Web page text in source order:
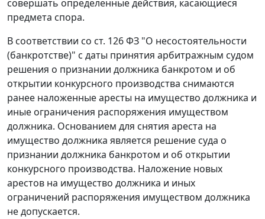
совершать определенные действия, касающиеся
предмета спора.
В соответствии со ст. 126ФЗ "О несостоятельности
(банкротстве)" с даты принятия арбитражным судом
решения о признании должника банкротом и об
открытии конкурсного производства снимаются
ранее наложенные аресты на имущество должника и
иные ограничения распоряжения имуществом
должника. Основанием для снятия ареста на
имущество должника является решение суда о
признании должника банкротом и об открытии
конкурсного производства. Наложение новых
арестов на имущество должника и иных
ограничений распоряжения имуществом должника
не допускается.